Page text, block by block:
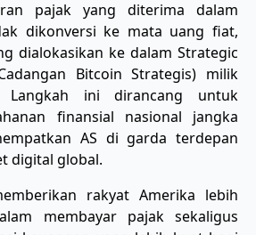
pajak yang diterima dalam
dikonversi ke mata uang fiat,
dialokasikan ke dalam Strategic
Bitcoin Strategis) milik
Langkah ini dirancang untuk
finansial nasional jangka
AS di garda terdepan
digital global.
rakyat Amerika lebih
membayar pajak sekaligus